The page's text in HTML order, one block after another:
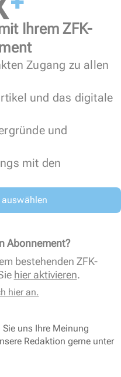
Ihrem ZFK-
Zugang zu allen
und das digitale
und
mit den
Abonnement?
bestehenden ZFK-
hier aktivieren.
hier an.
uns Ihre Meinung
Redaktion gerne unter